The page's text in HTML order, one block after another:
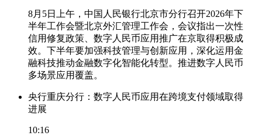
8月5日上午，中国人民银行北京市分行召开2026年下
半年工作会暨北京外汇管理工作会，会议指出一次性
信用修复政策、数字人民币应用推广在京取得积极成
效。下半年要加强科技管理与创新应用，深化运用金
融科技推动金融数字化智能化转型。推进数字人民币
多场景应用覆盖。
央行重庆分行：数字人民币应用在跨境支付领域取得
进展
10:16